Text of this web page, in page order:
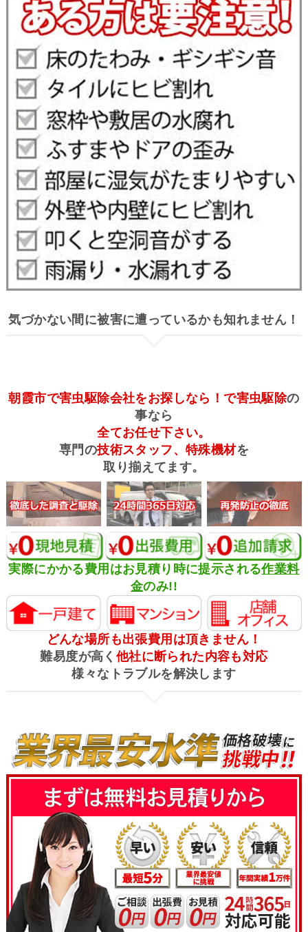
気づかない間に被害に遭っているかも知れません！
朝霞市で害虫駆除会社をお探しなら！で害虫駆除の
事なら
全てお任せ下さい。
専門の技術スタッフ、特殊機材を
取り揃えてます。
実際にかかる費用はお見積り時に提示される作業料
金のみ!!
どんな場所も出張費用は頂きません！
難易度が高く 他社に断られた内容も対応
様々なトラブルを解決します